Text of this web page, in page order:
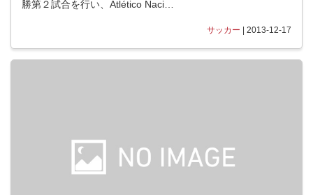
勝第２試合を行い、Atlético Naci…
サッカー | 2013-12-17